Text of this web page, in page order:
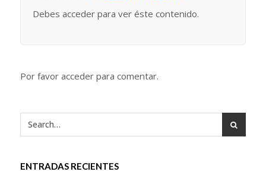
Debes acceder para ver éste contenido.
Por favor acceder para comentar.
ENTRADAS RECIENTES